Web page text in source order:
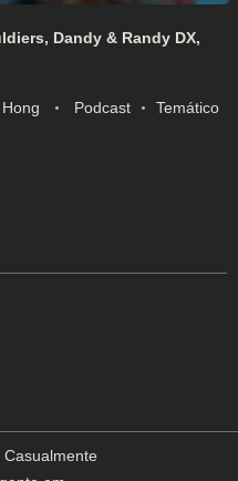
Dandy & Randy DX,
Podcast Temático